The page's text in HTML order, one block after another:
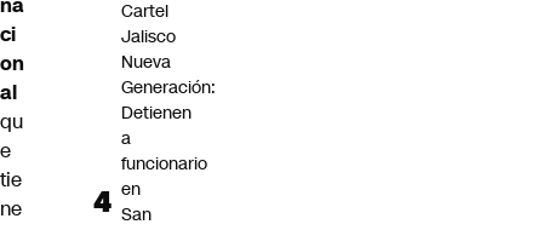
ci
on
al
qu
e
tie
ne
Cartel
Jalisco
Nueva
Generación:
Detienen
a
funcionario
en
San